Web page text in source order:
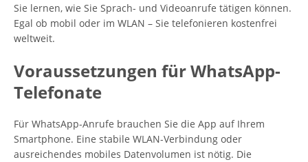
Sie lernen, wie Sie Sprach- und Videoanrufe tätigen können.
Egal ob mobil oder im WLAN – Sie telefonieren kostenfrei
weltweit.
Voraussetzungen für WhatsApp-
Telefonate
Für WhatsApp-Anrufe brauchen Sie die App auf Ihrem
Smartphone. Eine stabile WLAN-Verbindung oder
ausreichendes mobiles Datenvolumen ist nötig. Die